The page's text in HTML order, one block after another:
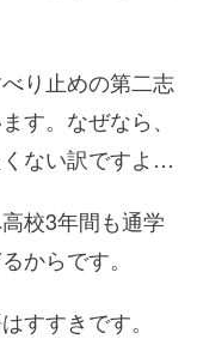
り止めの第二志
す。なぜなら、
ない訳ですよ…
校3年間も通学
からです。
すすきです。